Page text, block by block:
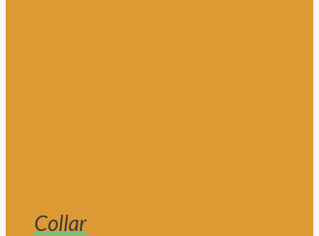
Collar